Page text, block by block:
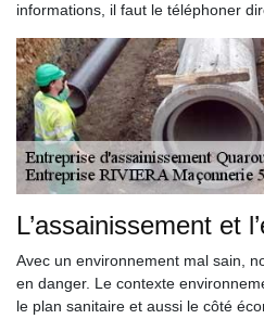
informations, il faut le téléphoner
L’assainissement et
Avec un environnement mal sain,
en danger. Le contexte
le plan sanitaire et aussi le côté